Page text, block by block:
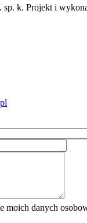
sp. k. Projekt i
moich danych